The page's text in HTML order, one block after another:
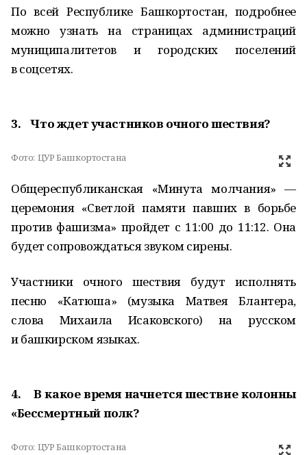
По всей Республике Башкортостан, подробнее
можно узнать на страницах администраций
муниципалитетов и городских поселений
в соцсетях.
3. Что ждет участников очного шествия?
Фото: ЦУР Башкортостана
Общереспубликанская «Минута молчания» —
церемония «Светлой памяти павших в борьбе
против фашизма» пройдет с 11:00 до 11:12. Она
будет сопровождаться звуком сирены.
Участники очного шествия будут исполнять
песню «Катюша» (музыка Матвея Блантера,
слова Михаила Исаковского) на русском
и башкирском языках.
4. В какое время начнется шествие колонны
«Бессмертный полк?
Фото: ЦУР Башкортостана